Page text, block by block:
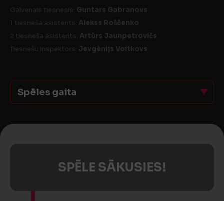
Galvenais tiesnesis: Guntars Gabranovs
1 tiesneša asistents: Alekss Roščenko
2 tiesneša asistents: Artūrs Jaunpetrovičs
Tiesnešu inspektors: Jevgēnijs Voitkovs
Spēles gaita
SPĒLE SĀKUSIES!